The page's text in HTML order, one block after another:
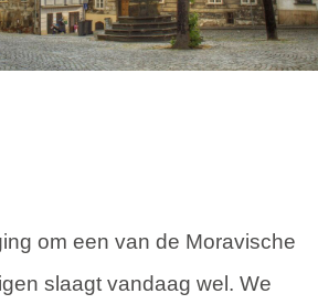
om een van de Moravische
slaagt vandaag wel. We